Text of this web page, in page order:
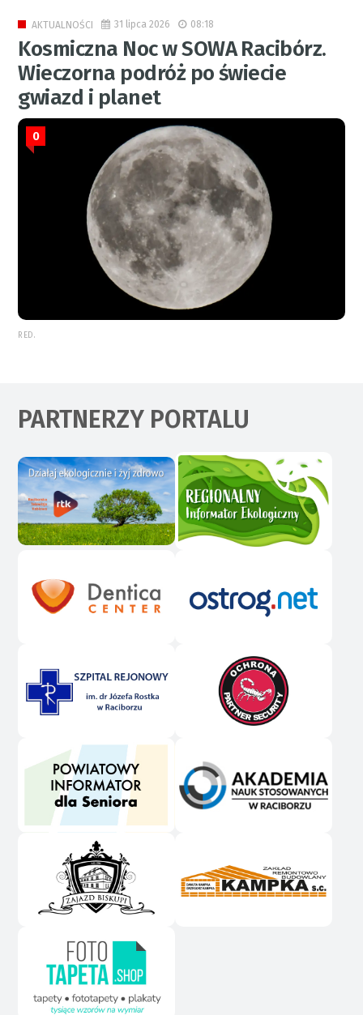
AKTUALNOŚCI 31 lipca 2026 08:18
Kosmiczna Noc w SOWA Racibórz.
Wieczorna podróż po świecie
gwiazd i planet
0
RED.
PARTNERZY PORTALU